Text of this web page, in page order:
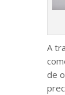
A
de